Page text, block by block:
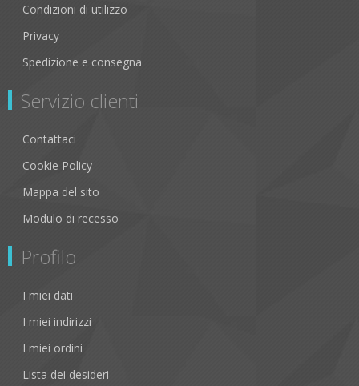
Condizioni di utilizzo
Privacy
Spedizione e consegna
Servizio clienti
Contattaci
Cookie Policy
Mappa del sito
Modulo di recesso
Profilo
I miei dati
I miei indirizzi
I miei ordini
Lista dei desideri